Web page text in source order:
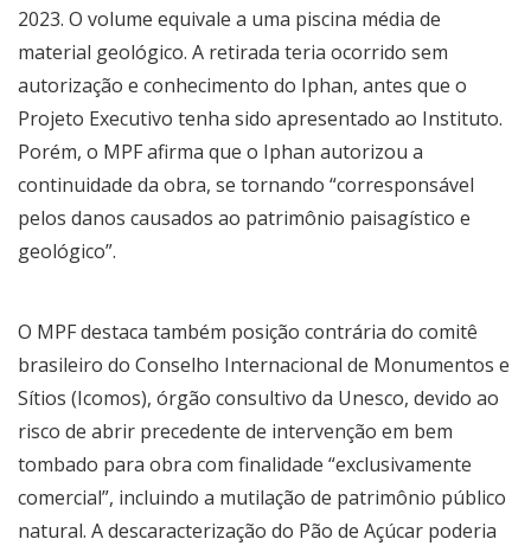
2023. O volume equivale a uma piscina média de
material geológico. A retirada teria ocorrido sem
autorização e conhecimento do Iphan, antes que o
Projeto Executivo tenha sido apresentado ao Instituto.
Porém, o MPF afirma que o Iphan autorizou a
continuidade da obra, se tornando “corresponsável
pelos danos causados ao patrimônio paisagístico e
geológico”.
O MPF destaca também posição contrária do comitê
brasileiro do Conselho Internacional de Monumentos e
Sítios (Icomos), órgão consultivo da Unesco, devido ao
risco de abrir precedente de intervenção em bem
tombado para obra com finalidade “exclusivamente
comercial”, incluindo a mutilação de patrimônio público
natural. A descaracterização do Pão de Açúcar poderia